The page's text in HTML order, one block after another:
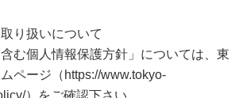
り扱いについて
含む個人情報保護方針」については、東
ページ（https://www.tokyo-
）をご確認下さい。